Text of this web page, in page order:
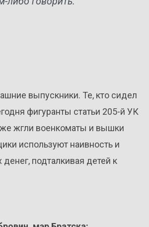
выпускники. Те, кто сидел
фигуранты статьи 205-й УК
жгли военкоматы и вышки
используют наивность и
подталкивая детей к